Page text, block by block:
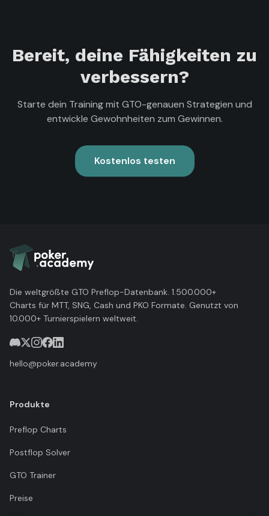
Bereit, deine Fähigkeiten zu
verbessern?
Starte dein Training mit GTO-genauen Strategien und
entwickle Gewohnheiten zum Gewinnen.
Kostenlos testen
Die weltgrößte GTO Preflop-Datenbank. 1.500.000+
Charts für MTT, SNG, Cash und PKO Formate. Genutzt von
10.000+ Turnierspielern weltweit.
hello@poker.academy
Produkte
Preflop Charts
Postflop Solver
GTO Trainer
Preise